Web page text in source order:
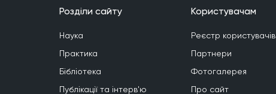
Роздiли сайту
Наука
Практика
Бiблiотека
Публiкацiї та iнтерв'ю
Користувачам
Реєстр користувачiв
Партнери
Фотогалерея
Про сайт